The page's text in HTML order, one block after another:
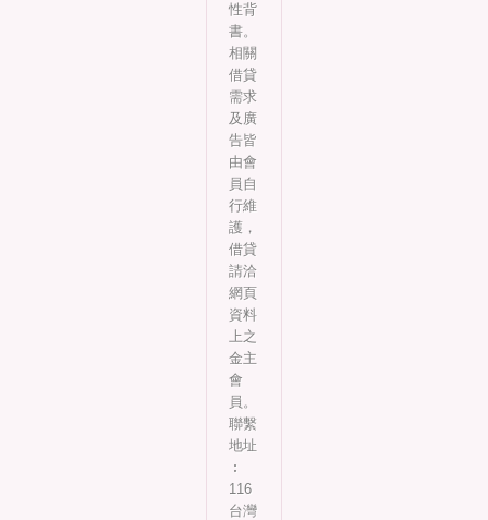
性背
書。
相關
借貸
需求
及廣
告皆
由會
員自
行維
護，
借貸
請洽
網頁
資料
上之
金主
會
員。
聯繫
地址
︰
116
台灣